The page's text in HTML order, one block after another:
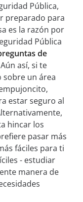
Pública,
preparado para
es la razón por
Pública
de
así, si te
un área
estar seguro al
hincar los
pasar más
fáciles para ti
- estudiar
manera de